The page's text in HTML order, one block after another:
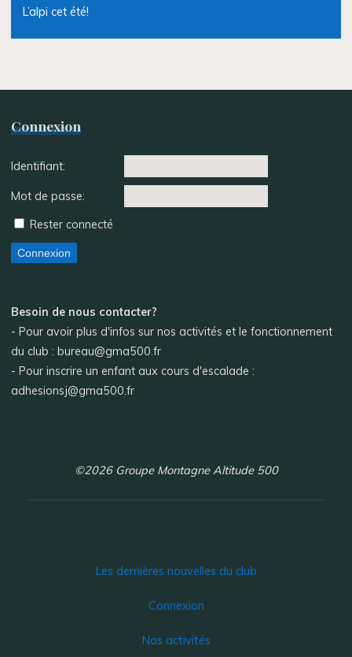
L’alpi cet été!
Connexion
Identifiant:
Mot de passe:
Rester connecté
Connexion
Besoin de nous contacter?
- Pour avoir plus d'infos sur nos activités et le fonctionnement
du club : bureau@gma500.fr
- Pour inscrire un enfant aux cours d'escalade :
adhesionsj@gma500.fr
©2026 Groupe Montagne Altitude 500
Les dernières nouvelles du club
Connexion
Nos activités